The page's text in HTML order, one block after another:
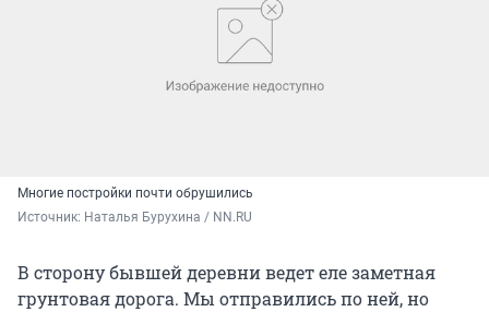
Многие постройки почти обрушились
Источник: Наталья Бурухина / NN.RU
В сторону бывшей деревни ведет еле заметная
грунтовая дорога. Мы отправились по ней, но